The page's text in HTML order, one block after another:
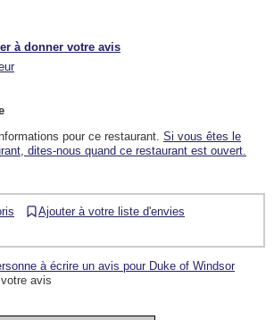
à donner votre avis
pour ce restaurant. Si vous êtes le
dites-nous quand ce restaurant est ouvert.
Ajouter à votre liste d'envies
à écrire un avis pour Duke of Windsor
avis